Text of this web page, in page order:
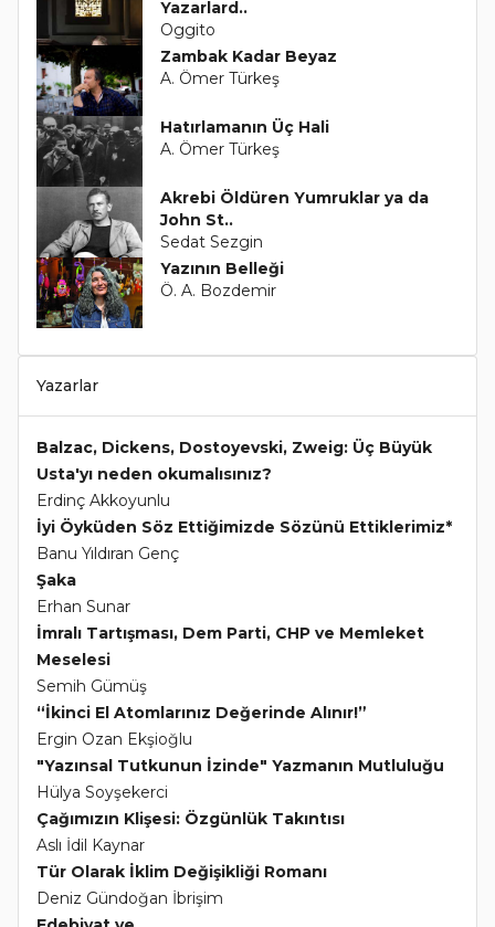
Yazarlard..
Oggito
Zambak Kadar Beyaz
A. Ömer Türkeş
Hatırlamanın Üç Hali
A. Ömer Türkeş
Akrebi Öldüren Yumruklar ya da
John St..
Sedat Sezgin
Yazının Belleği
Ö. A. Bozdemir
Yazarlar
Balzac, Dickens, Dostoyevski, Zweig: Üç Büyük
Usta'yı neden okumalısınız?
Erdinç Akkoyunlu
İyi Öyküden Söz Ettiğimizde Sözünü Ettiklerimiz*
Banu Yıldıran Genç
Şaka
Erhan Sunar
İmralı Tartışması, Dem Parti, CHP ve Memleket
Meselesi
Semih Gümüş
“İkinci El Atomlarınız Değerinde Alınır!”
Ergin Ozan Ekşioğlu
"Yazınsal Tutkunun İzinde" Yazmanın Mutluluğu
Hülya Soyşekerci
Çağımızın Klişesi: Özgünlük Takıntısı
Aslı İdil Kaynar
Tür Olarak İklim Değişikliği Romanı
Deniz Gündoğan İbrişim